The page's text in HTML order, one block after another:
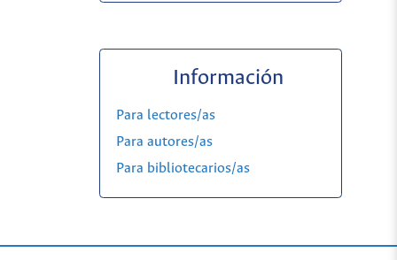
Información
Para lectores/as
Para autores/as
Para bibliotecarios/as